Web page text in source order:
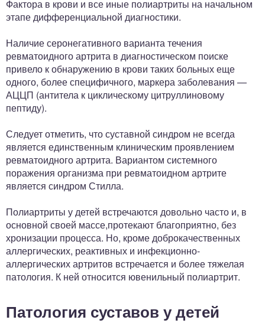
Фактора в крови и все иные полиартриты на начальном
этапе дифференциальной диагностики.
Наличие серонегативного варианта течения
ревматоидного артрита в диагностическом поиске
привело к обнаружению в крови таких больных еще
одного, более специфичного, маркера заболевания —
АЦЦП (антитела к циклическому цитруллиновому
пептиду).
Следует отметить, что суставной синдром не всегда
является единственным клиническим проявлением
ревматоидного артрита. Вариантом системного
поражения организма при ревматоидном артрите
является синдром Стилла.
Полиартриты у детей встречаются довольно часто и, в
основной своей массе,протекают благоприятно, без
хронизации процесса. Но, кроме доброкачественных
аллергических, реактивных и инфекционно-
аллергических артритов встречается и более тяжелая
патология. К ней относится ювенильный полиартрит.
Патология суставов у детей